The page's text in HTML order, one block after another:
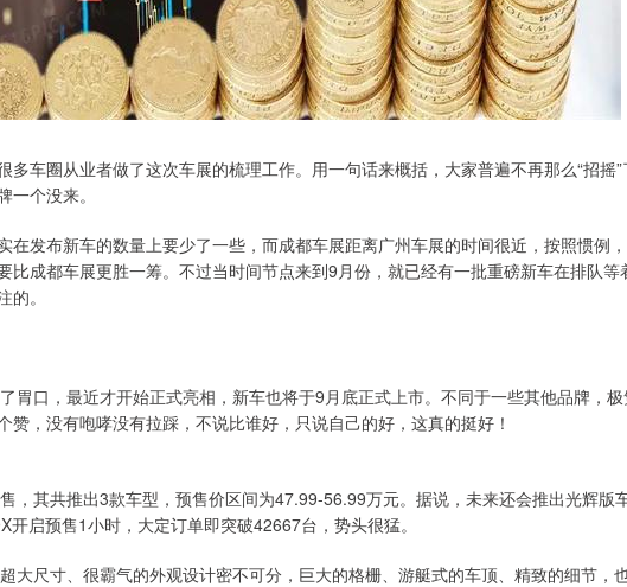
多车圈从业者做了这次车展的梳理工作。用一句话来概括，大家普遍不再那么“招摇
个没来。
在发布新车的数量上要少了一些，而成都车展距离广州车展的时间很近，按照惯例
比成都车展更胜一筹。不过当时间节点来到9月份，就已经有一批重磅新车在排队等
。
胃口，最近才开始正式亮相，新车也将于9月底正式上市。不同于一些其他品牌，
赞，没有咆哮没有拉踩，不说比谁好，只说自己的好，这真的挺好！
，其共推出3款车型，预售价区间为47.99-56.99万元。据说，未来还会推出光辉版
启预售1小时，大定订单即突破42667台，势头很猛。
大尺寸、很霸气的外观设计密不可分，巨大的格栅、游艇式的车顶、精致的细节，